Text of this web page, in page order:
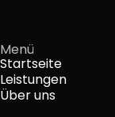
Menü
Startseite
Leistungen
Über uns